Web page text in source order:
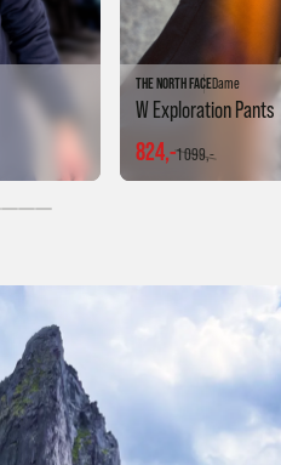
THE NORTH FACEDame
W Exploration Pants
1 099,-
824,-